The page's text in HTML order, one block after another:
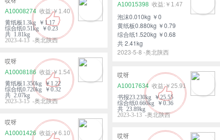
A10015398
￥1.47
泡沫0.010kg ￥0
黄纸板0.880kg ￥0.79
综合纸1.520kg ￥0.68
共 2.41kg
2023-5-8 -奥北陕西
A10008274
￥1.40
黄纸板1.3kg ￥1.17
综合纸0.51kg ￥0.23
共 1.81kg
2023-4-13 -奥北陕西
哎呀
A10008186
￥1.54
黄纸板1.350kg ￥1.22
综合纸0.720kg ￥0.32
共 2.07kg
2023-3-15 -奥北陕西
哎呀
A10017634
￥25.91
书报23.230kg ￥25.55
综合纸0.660kg ￥0.36
共 23.89kg
2023-3-13 -奥北陕西
哎呀
A10001426
￥6.10
哎呀